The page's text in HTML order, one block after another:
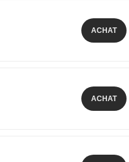
ACHAT
ACHAT